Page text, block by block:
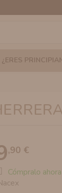
¿ERES
,90 €
Cómpralo ahora